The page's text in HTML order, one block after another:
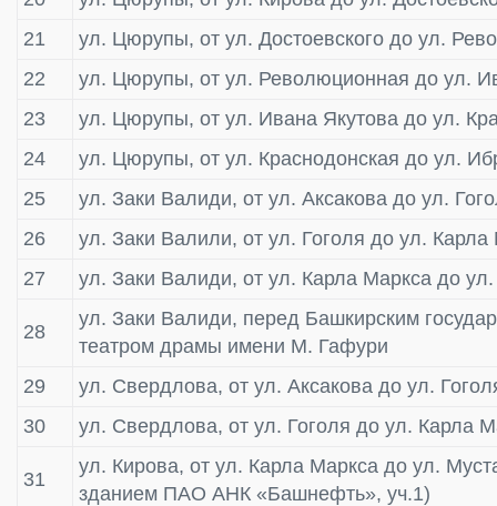
21
ул. Цюрупы, от ул. Достоевского до ул.
22
ул. Цюрупы, от ул. Революционная до ул.
23
ул. Цюрупы, от ул. Ивана Якутова до ул.
24
ул. Цюрупы, от ул. Краснодонская до ул.
25
ул. Заки Валиди, от ул. Аксакова до ул.
26
ул. Заки Валили, от ул. Гоголя до ул. Карла
27
ул. Заки Валиди, от ул. Карла Маркса до
28
ул. Заки Валиди, перед Башкирским
театром драмы имени М. Гафури
29
ул. Свердлова, от ул. Аксакова до ул.
30
ул. Свердлова, от ул. Гоголя до ул. Карла
31
ул. Кирова, от ул. Карла Маркса до ул.
зданием ПАО АНК «Башнефть», уч.1)